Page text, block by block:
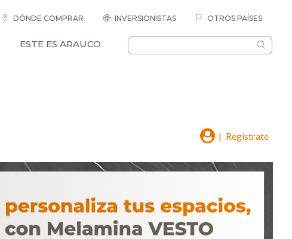
DÓNDE COMPRAR INVERSIONISTAS OTROS PAÍSES
ESTE ES ARAUCO
| Regístrate